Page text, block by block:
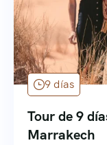
9 días
Tour de 9
Marrakech